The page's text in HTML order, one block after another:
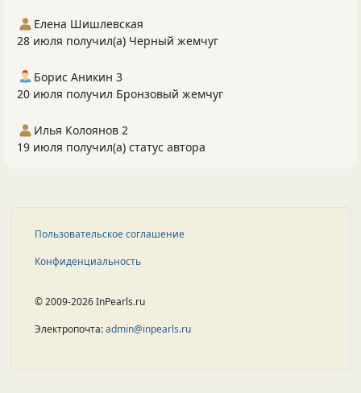
Елена Шишлевская
28 июля получил(а) Черный жемчуг
Борис Аникин 3
20 июля получил Бронзовый жемчуг
Илья Колоянов 2
19 июля получил(а) статус автора
Пользовательское соглашение
Конфиденциальность
© 2009-2026 InPearls.ru
Электропочта:admin@inpearls.ru